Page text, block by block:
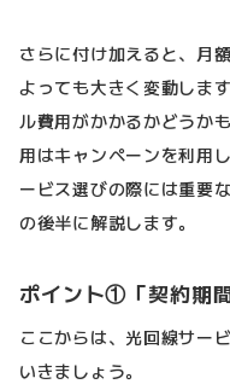
さらに付け加えると、月
よっても大きく変動しま
ル費用がかかるかどうか
用はキャンペーンを利用
ービス選びの際には重要
の後半に解説します。
ポイント①「契約期間
ここからは、光回線サー
いきましょう。